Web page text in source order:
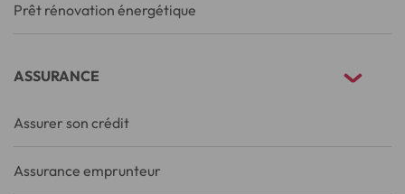
Prêt rénovation énergétique
ASSURANCE
Assurer son crédit
Assurance emprunteur